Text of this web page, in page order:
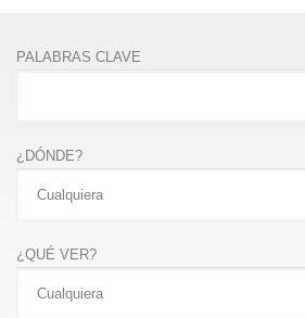
PALABRAS CLAVE
¿DÓNDE?
¿QUÉ VER?